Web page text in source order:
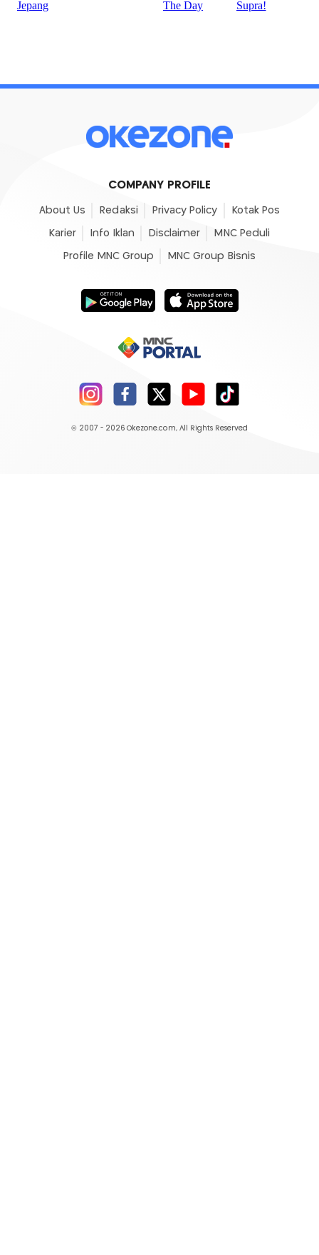
COMPANY PROFILE
About Us Redaksi Privacy Policy Kotak Pos
Karier Info Iklan Disclaimer MNC Peduli
Profile MNC Group MNC Group Bisnis
© 2007 - 2026 Okezone.com, All Rights Reserved